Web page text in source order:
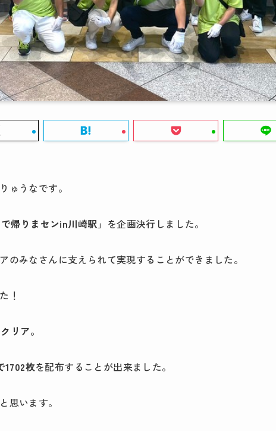
ゅうなです。
帰りまセンin川崎駅」 を企画決行しました。
のみなさんに支えられて実現することができました。
！
リア。
1702枚を配布することが出来ました。
思います。